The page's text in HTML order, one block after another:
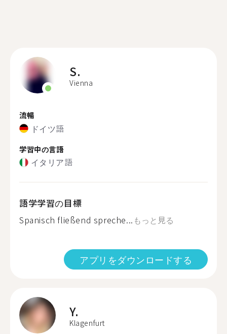
S.
Vienna
流暢
ドイツ語
学習中の言語
イタリア語
語学学習の目標
Spanisch fließend spreche... もっと見る
アプリをダウンロードする
Y.
Klagenfurt